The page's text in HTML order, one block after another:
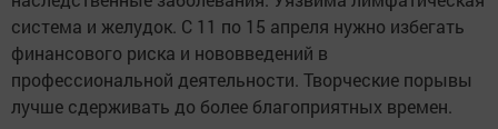
система и желудок. С 11 по 15 апреля нужно избегать
финансового риска и нововведений в
профессиональной деятельности. Творческие порывы
лучше сдерживать до более благоприятных времен.